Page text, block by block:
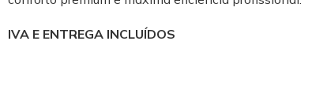
IVA E ENTREGA INCLUÍDOS